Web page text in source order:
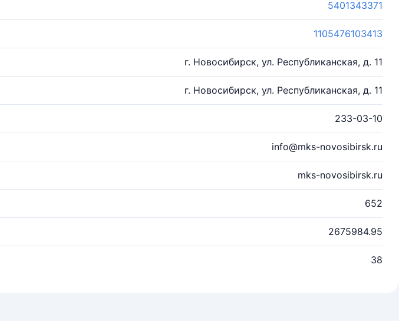
5401343371
1105476103413
г. Новосибирск, ул. Республиканская, д. 11
г. Новосибирск, ул. Республиканская, д. 11
233-03-10
info@mks-novosibirsk.ru
mks-novosibirsk.ru
652
2675984.95
38